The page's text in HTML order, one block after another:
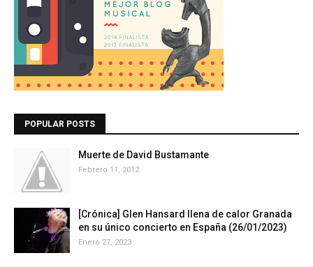
POPULAR POSTS
Muerte de David Bustamante
Febrero 11, 2012
[Crónica] Glen Hansard llena de calor Granada
en su único concierto en España (26/01/2023)
Enero 27, 2023